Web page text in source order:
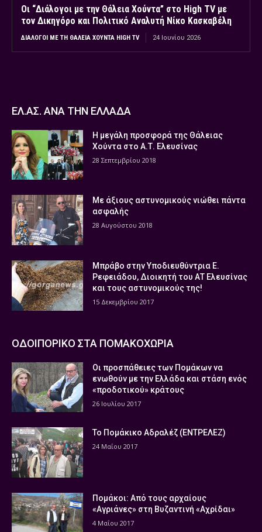
Οι “Διάλογοι με την Θάλεια Χούντα” στο High TV με
τον Δικηγόρο και Πολιτικό Αναλυτή Νίκο Κασκαβέλη
ΔΙΆΛΟΓΟΙ ΜΕ ΤΗ ΘΆΛΕΙΑ ΧΟΎΝΤΑ HIGH TV 24 Ιουνίου 2026
ΕΛ.ΑΣ. ΑΝΑ ΤΗΝ ΕΛΛΑΔΑ
Η μεγάλη προσφορά της Θάλειας
Χούντα στο Α.Τ. Ελευσίνας
28 Σεπτεμβρίου 2018
Με άξιους αστυνομικούς νιώθει πάντα
ασφαλής
28 Αυγούστου 2018
Μπράβο στην Υποδιευθύντρια Ε.
Ρεφειάδου, Διοικητή του ΑΤ Ελευσίνας
και τους αστυνομικούς της!
15 Δεκεμβρίου 2017
ΟΔΟΙΠΟΡΙΚΟ ΣΤΑ ΠΟΜΑΚΟΧΩΡΙΑ
Οι προσπάθειες των Πομάκων να
ενωθούν με την Ελλάδα και στάση ενός
«προδοτικού» κράτους
26 Ιουλίου 2017
Το Πομάκικο Αδραλέζ (ΕΝΤΡΕΛΕΖ)
24 Μαΐου 2017
Πομάκοι: Από τους αρχαίους
«Αγριάνες» στη Βυζαντινή «Αχρίδαι»
4 Μαΐου 2017